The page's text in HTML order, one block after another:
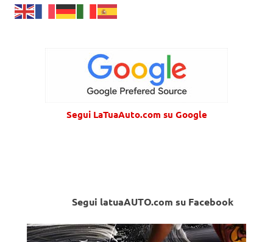
Segui LaTuaAuto.com su Google
Segui latuaAUTO.com su Facebook